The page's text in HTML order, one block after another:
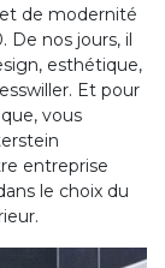
de modernité
De nos jours, il
esthétique,
Et pour
vous
entreprise
le choix du